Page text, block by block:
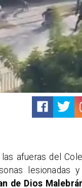
afueras del
lesionadas y
de Dios